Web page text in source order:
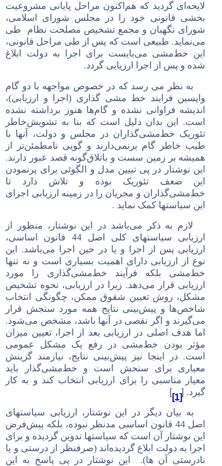
لایحه‌ای گردید که هم‌اکنون مراحل پایانی مشروعیت
بخشی قانونی خود را در مجلس شورای اسلامی،
شورای نگهبان و مجمع تشخیص مصلحت نظام طی
می‌نماید. طبیعی است که پس از طی مراحل قانونی،
این خط‌مشی می‌بایست برای اجرا به دولت ابلاغ
شده و پس از اجرا ارزیابی گردد.
به نظر می رسد که در خصوص مواجهه با دو گام
واپسین فرایند خط مشی گذاری (اجرا و ارزیابی)،
اندیشه فراوانی نشده و گام‌ها هنوز برداشته نشده
است. این بدان دلیل است که بنا به تشویش‌خاطر
تئوریک خط‌مشی‌گذاران در مجلس و دولت، آنها با
طیب خاطر گام بر‌نمی‌دارند و گویی نامطمئن‌تر از
همیشه بر زمین سست و باتلاق‌گونه قصد عبور دارند.
این نوشتار در پی تبیین مدل و الگوئی برای پرنمودن
این ضعف تئوریک بوده و تلاش دارد تا
خط‌مشی‌گذاران و مجریان را در زمینه ارزیابی اجرای
این سیاستها کمک نماید .
لازم به ذکر می‌باشد در این نوشتار، منظور از
ارزیابی سیاستهای کلی اصل 44 قانون اساسی،
ارزیابی پس از اجرا و یا در حین اجرا می‌باشد. این
نوع از ارزیابی دارای اهمیت بسیاری است و نه تنها
خط‌مشی بلکه فرآیند خط‌مشی‌گذاری را مورد
ارزیابی قرار می‌دهد. زیرا در ارزیابی، نحوه تشخیص
مشکل، روش تعیین شقوق ممکن، چگونگی انتخاب
شاخص‌ها و پیش‌بینی نتایج همه مورد سنجش قرار
می‌گیرند و اگر نقصی در آنها باشد، مشخص می‌شود.
اما هدف اصلی در ارزیابی بعد از اجرا، تعیین میزان
مؤثر بودن خط‌مشی در رفع یک مشکل عمومی
است. در اینجا نیز پیش‌بینی نتایج، نیازمند گزینش
معیاری برای سنجش است و خط‌مشی‌گذار باید
معیار مناسبی را برای ارزیابی انتخاب کند و به کار
گیرد.
[[1]]
به بیان دیگر در این نوشتار، ارزیابی سیاستهای
اصل 44 قانون اساسی
مدنظر نبوده، بلکه پیش‌فرض
این نوشتار آن است که سیاستها تدوین گردیده و برای
اجرا به دولت ابلاغ گردیده‌اند (صرفنظر از درستی و یا
نادرستی آن ها). این نوشتار در پی پاسخ به این